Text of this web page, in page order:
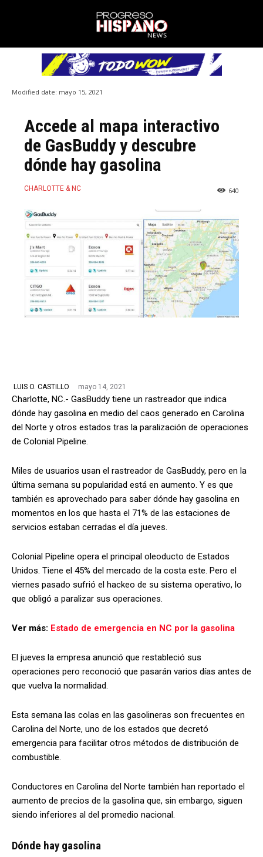
Modified date: mayo 15, 2021
Accede al mapa interactivo
de GasBuddy y descubre
dónde hay gasolina
CHARLOTTE & NC 640
LUIS O. CASTILLO mayo 14, 2021
Charlotte, NC.- GasBuddy tiene un rastreador que indica
dónde hay gasolina en medio del caos generado en Carolina
del Norte y otros estados tras la paralización de operaciones
de Colonial Pipeline.
Miles de usuarios usan el rastreador de GasBuddy, pero en la
última semana su popularidad está en aumento. Y es que
también es aprovechado para saber dónde hay gasolina en
momentos en los que hasta el 71% de las estaciones de
servicios estaban cerradas el día jueves.
Colonial Pipeline opera el principal oleoducto de Estados
Unidos. Tiene el 45% del mercado de la costa este. Pero el
viernes pasado sufrió el hackeo de su sistema operativo, lo
que obligó a paralizar sus operaciones.
Ver más: Estado de emergencia en NC por la gasolina
El jueves la empresa anunció que restableció sus
operaciones pero reconoció que pasarán varios días antes de
que vuelva la normalidad.
Esta semana las colas en las gasolineras son frecuentes en
Carolina del Norte, uno de los estados que decretó
emergencia para facilitar otros métodos de distribución de
combustible.
Conductores en Carolina del Norte también han reportado el
aumento de precios de la gasolina que, sin embargo, siguen
siendo inferiores al del promedio nacional.
Dónde hay gasolina